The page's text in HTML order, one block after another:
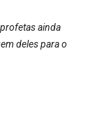
ainda
deles para o